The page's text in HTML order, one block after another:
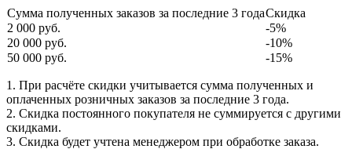
Сумма полученных заказов за последние 3 годаСкидка
2 000 руб.
-5%
20 000 руб.
-10%
50 000 руб.
-15%
1. При расчёте скидки учитывается сумма полученных и
оплаченных розничных заказов за последние 3 года.
2. Скидка постоянного покупателя не суммируется с другими
скидками.
3. Скидка будет учтена менеджером при обработке заказа.